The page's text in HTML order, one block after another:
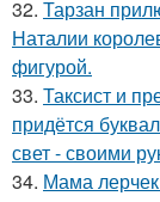
32. Тарзан
Наталии
фигурой.
33. Таксист и
придётся
свет - своими
34. Мама